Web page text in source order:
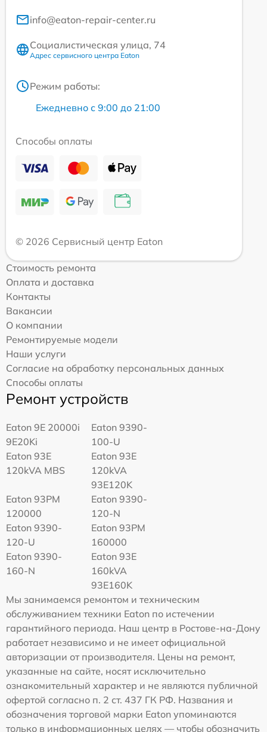
info@eaton-repair-center.ru
Социалистическая улица, 74
Адрес сервисного центра Eaton
Режим работы:
Ежедневно с 9:00 до 21:00
Способы оплаты
© 2026 Сервисный центр Eaton
Стоимость ремонта
Оплата и доставка
Контакты
Вакансии
О компании
Ремонтируемые модели
Наши услуги
Согласие на обработку персональных данных
Способы оплаты
Ремонт устройств
Eaton 9E 20000i
9E20Ki
Eaton 9390-
100-U
Eaton 93E
120kVA MBS
Eaton 93E
120kVA
93E120K
Eaton 93PM
120000
Eaton 9390-
120-N
Eaton 9390-
120-U
Eaton 93PM
160000
Eaton 9390-
160-N
Eaton 93E
160kVA
93E160K
Мы занимаемся ремонтом и техническим
обслуживанием техники Eaton по истечении
гарантийного периода. Наш центр в Ростове-на-Дону
работает независимо и не имеет официальной
авторизации от производителя. Цены на ремонт,
указанные на сайте, носят исключительно
ознакомительный характер и не являются публичной
офертой согласно п. 2 ст. 437 ГК РФ. Названия и
обозначения торговой марки Eaton упоминаются
только в информационных целях — чтобы обозначить